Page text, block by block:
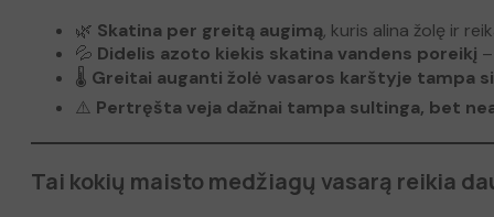
🌿 Skatina per greitą augimą, kuris alina žolę ir
💦 Didelis azoto kiekis skatina vandens poreikį
🌡️ Greitai auganti žolė vasaros karštyje tampa
⚠️ Pertręšta veja dažnai tampa sultinga, bet
Tai kokių maisto medžiagų vasarą reikia